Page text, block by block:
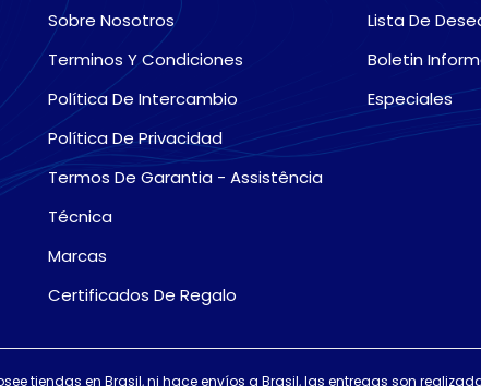
Sobre Nosotros
Terminos Y Condiciones
Política De Intercambio
Política De Privacidad
Termos De Garantia - Assistência
Técnica
Marcas
Certificados De Regalo
Lista De
Boletin
Especiales
tiendas en Brasil, ni hace envíos a Brasil, las entregas son